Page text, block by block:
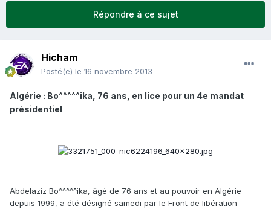
Répondre à ce sujet
Hicham
Posté(e) le 16 novembre 2013
Algérie : Bo^^^^^ika, 76 ans, en lice pour un 4e mandat
présidentiel
Abdelaziz Bo^^^^^ika, âgé de 76 ans et au pouvoir en Algérie
depuis 1999, a été désigné samedi par le Front de libération